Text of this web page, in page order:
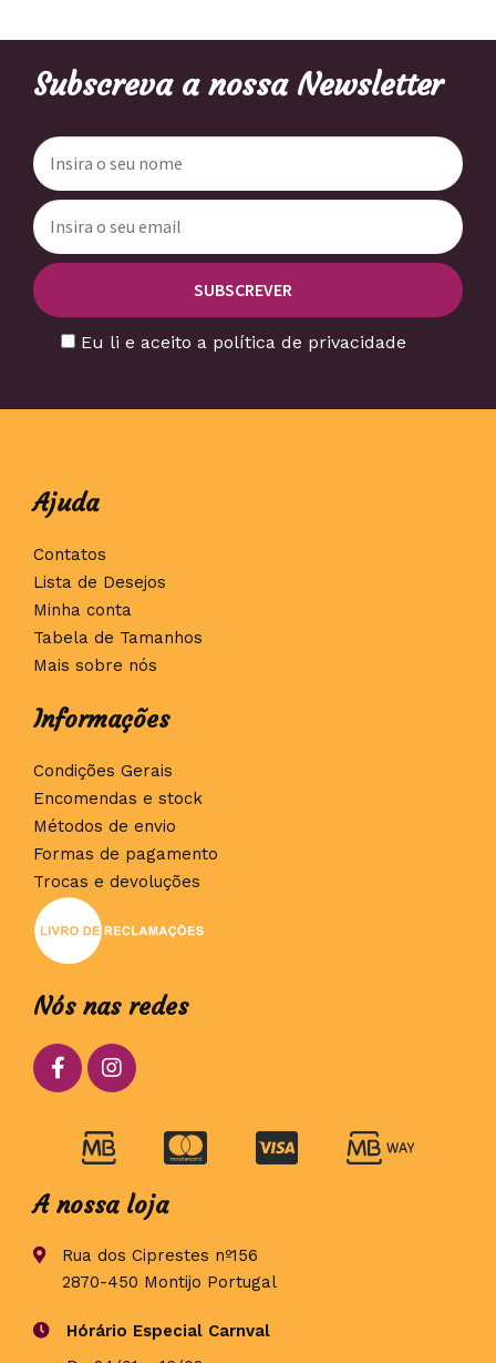
Subscreva a nossa Newsletter
Eu li e aceito a política de privacidade
Ajuda
Contatos
Lista de Desejos
Minha conta
Tabela de Tamanhos
Mais sobre nós
Informações
Condições Gerais
Encomendas e stock
Métodos de envio
Formas de pagamento
Trocas e devoluções
Nós nas redes
A nossa loja
Rua dos Ciprestes nº156
2870-450 Montijo Portugal
Hórário Especial Carnval